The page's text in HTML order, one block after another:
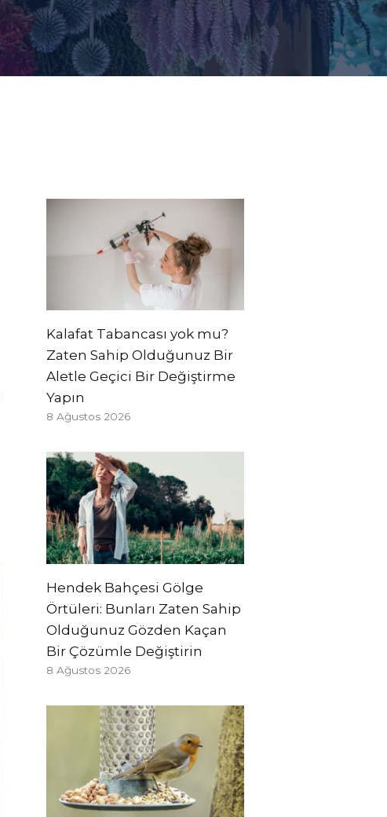
Kalafat Tabancası yok mu?
Zaten Sahip Olduğunuz Bir
Aletle Geçici Bir Değiştirme
Yapın
8 Ağustos 2026
Hendek Bahçesi Gölge
Örtüleri: Bunları Zaten Sahip
Olduğunuz Gözden Kaçan
Bir Çözümle Değiştirin
8 Ağustos 2026